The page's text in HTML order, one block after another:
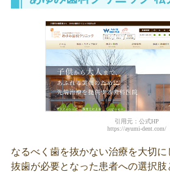
引用元：公式HP
https://ayumi-dent.com/
なるべく歯を抜かない治療を大切
抜歯が必要となった患者への選択肢